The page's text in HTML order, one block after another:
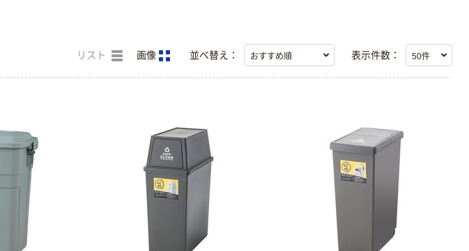
リスト 画像 並べ替え： 表示件数：